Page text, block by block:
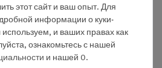
с электричеством
спецификации
этот сайт и ваш опыт. Для
информации о куки-
и ваших правах как
ознакомьтесь с нашей
и нашей 0.